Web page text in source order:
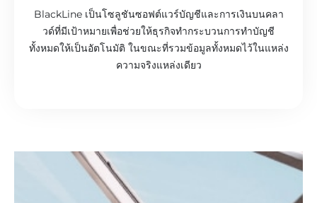
BlackLine เป็นโซลูชันซอฟต์แวร์บัญชีและการเงินบนคลา
วด์ที่มีเป้าหมายเพื่อช่วยให้ธุรกิจทำกระบวนการทำบัญชี
ทั้งหมดให้เป็นอัตโนมัติ ในขณะที่รวมข้อมูลทั้งหมดไว้ในแหล่ง
ความจริงแหล่งเดียว